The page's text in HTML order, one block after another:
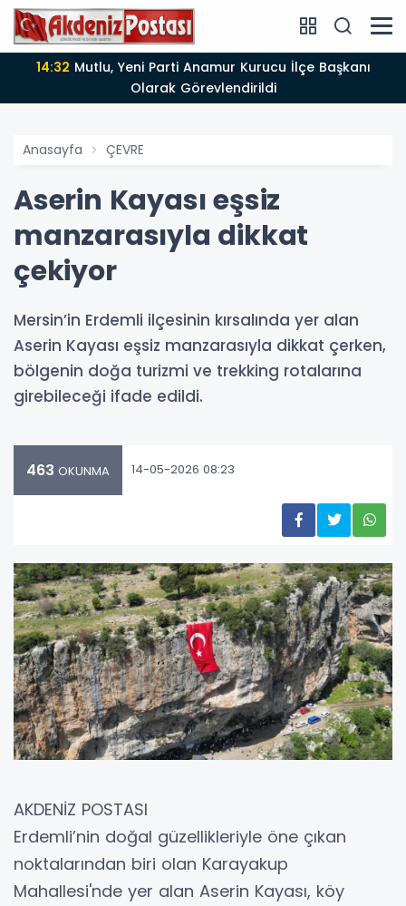
14:12Anamur'da Kasten öldürmeye teşebbüs şüphelisi
tutuklandı
Anasayfa ÇEVRE
Aserin Kayası eşsiz
manzarasıyla dikkat
çekiyor
Mersin’in Erdemli ilçesinin kırsalında yer alan
Aserin Kayası eşsiz manzarasıyla dikkat çerken,
bölgenin doğa turizmi ve trekking rotalarına
girebileceği ifade edildi.
463 OKUNMA 14-05-2026 08:23
AKDENİZ POSTASI
Erdemli’nin doğal güzellikleriyle öne çıkan
noktalarından biri olan Karayakup
Mahallesi'nde yer alan Aserin Kayası, köy